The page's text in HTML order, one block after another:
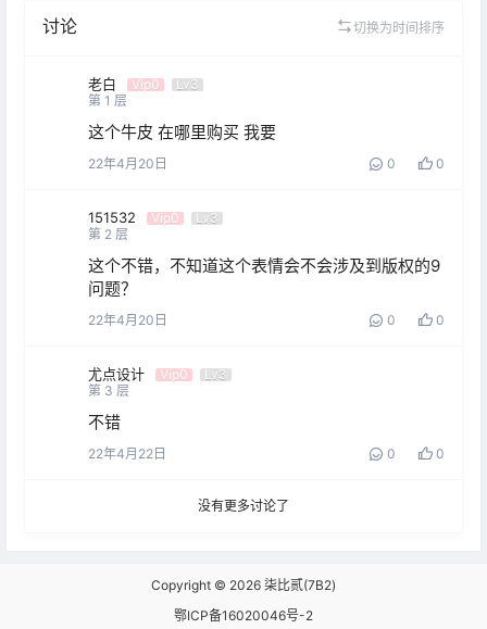
讨论 切换为时间排序
老白 Vip0
Lv3
第 1 层
这个牛皮 在哪里购买 我要
22年4月20日 0 0
151532 Vip0
Lv3
第 2 层
这个不错，不知道这个表情会不会涉及到版权的9
问题？
22年4月20日 0 0
尤点设计 Vip0
Lv3
第 3 层
不错
22年4月22日 0 0
没有更多讨论了
Copyright © 2026 柒比贰(7B2)
鄂ICP备16020046号-2